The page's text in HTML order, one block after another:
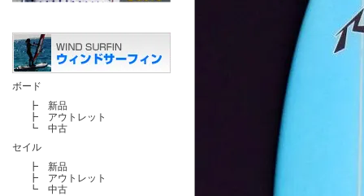
ボード
┣ 新品
┣ アウトレット
┗ 中古
セイル
┣ 新品
┣ アウトレット
┗ 中古